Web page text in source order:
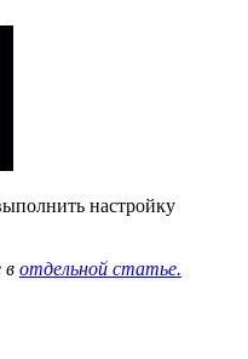
настройку
в отдельной статье.